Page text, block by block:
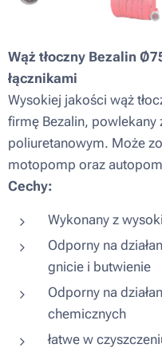
Wąż tłoczny Bezalin
łącznikami
Wysokiej jakości wąż
firmę Bezalin, powlekany
poliuretanowym. Może
motopomp oraz
Cechy:
Wykonany z
Odporny na
gnicie i butwienie
Odporny na
chemicznych
łatwe w